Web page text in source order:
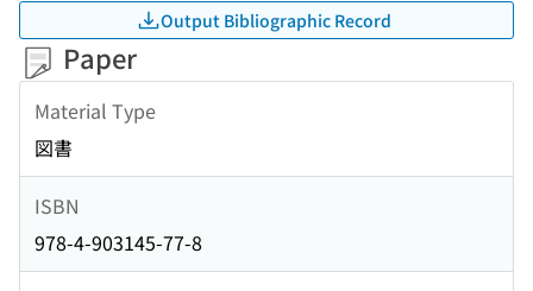
Output Bibliographic Record
Paper
Material Type
図書
ISBN
978-4-903145-77-8